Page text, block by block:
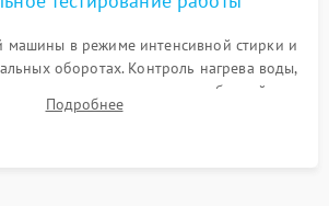
машины в режиме интенсивной стирки и
оборотах. Контроль нагрева воды,
отсутствия излишних вибраций,
стуков и протечек под корпусом.
Подробнее